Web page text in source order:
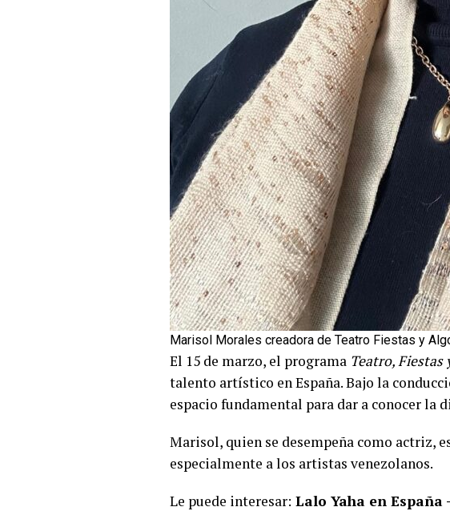
Marisol Morales creadora de Teatro Fiestas y
El 15 de marzo, el programa Teatro, Fiestas
talento artístico en España. Bajo la
espacio fundamental para dar a conocer
Marisol, quien se desempeña como actriz,
especialmente a los artistas venezolanos.
Le puede interesar: Lalo Yaha en España